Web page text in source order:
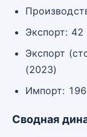
Экспорт:
Экспорт
(2023)
Импорт:
Сводная